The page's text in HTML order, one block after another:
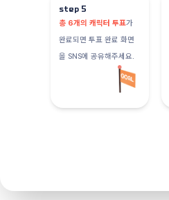
step 5
총 6개의 캐릭터 투표가
완료되면 투표 완료 화면
을 SNS에 공유해주세요.